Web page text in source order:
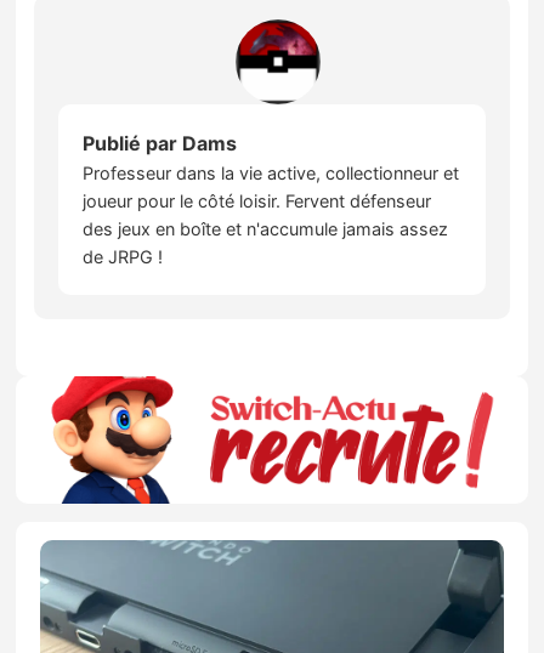
Publié par Dams
Professeur dans la vie active, collectionneur et
joueur pour le côté loisir. Fervent défenseur
des jeux en boîte et n'accumule jamais assez
de JRPG !